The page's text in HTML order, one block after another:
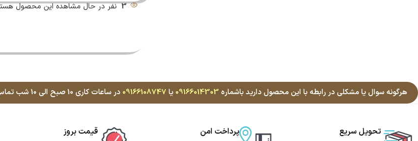
3 نفر در حال مشاهده این محصول
هرگونه سوال یا مشکلی در رابطه با این محصول دارید باشماره 09166014303 یا 09166108747 در ساعات کاری 10 صبح الی 10 شب تماس بگیرید، با کمال میل پاسخگوی شما هستیم
تحویل سریع پرداخت امن قیمت بروز